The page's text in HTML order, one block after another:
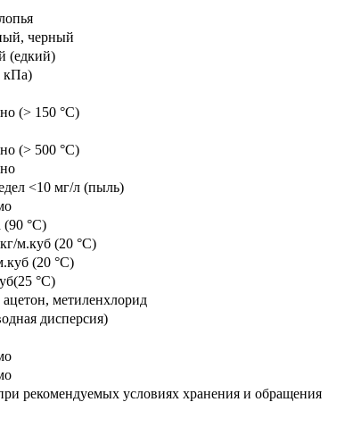
черный
(едкий)
кПа)
(> 150 °C)
(> 500 °C)
<10 мг/л (пыль)
°C)
м.куб (20 °C)
(20 °C)
°C)
ацетон, метиленхлорид
дисперсия)
рекомендуемых условиях хранения и обращения